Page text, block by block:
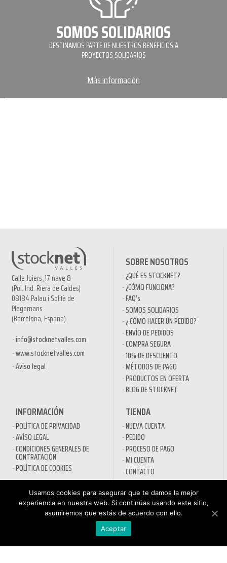
SOMOS SOLIDARIOS
DESTINAMOS PARTE DE NUESTROS BENEFICIOS A
PROYECTOS SOLIDARIOS
Más información
Calle Joiers ,17 nave 8
(Pol. Ind. Riera de Caldes)
08184 Palau i Solità de
Plegamans
(Barcelona, España)
info@stocknetvalles.com
www.stocknetvalles.com
Aviso legal
SOBRE NOSOTROS
¿QUÉ ES STOCKNET?
¿CÓMO FUNCIONA?
FAQ’s
SOMOS SOLIDARIOS
¿ CÓMO HACER UN PEDIDO?
ENVÍO DE PEDIDOS
COMPRA SEGURA
10% DE DESCUENTO
MÉTODOS DE PAGO
PRODUCTOS EN OFERTA
BLOG DE STOCKNET
INFORMACIÓN
POLÍTICA DE PRIVACIDAD
AVÍSO LEGAL
CONDICIONES GENERALES DE
CONTRATACIÓN
POLÍTICA DE COOKIES
TIENDA
NUEVA CUENTA
PEDIDO
PROCESO DE PAGO
MI CUENTA
CONTACTO
SECTORES
DESINFECTANTES COVID-19
HOSTELERÍA
900 897 890
Usamos cookies para asegurar que te damos la mejor
experiencia en nuestra web. Si continúas usando este sitio,
asumiremos que estás de acuerdo con ello.
Aceptar